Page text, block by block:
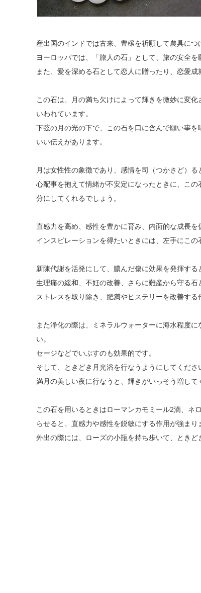
産出国のインドでは古来、豊穣を祈願して農具に
ヨーロッパでは、「旅人の石」として、旅の安全を
また、愛を深める石として恋人に贈ったり、恋愛
この石は、月の満ち欠けによって輝きを微妙に変
いわれています。
下弦の月の光の下で、この石を口に含んで願い事
いい伝えがあります。
月は女性性の象徴であり、感情を司（つかさど）る
心配事を抱えて情緒が不安定になったときに、こ
分にしてくれるでしょう。
直感力を高め、感性を豊かに育み、内面的な成長を
インスピレーションを得たいときには、左手にこの
新陳代謝を活発にして、膿んだ傷に効果を発揮する
生理痛の緩和、不妊の改善、さらに難産から守る石
ストレスを取り除き、肥満やヒステリーを改善する
また浄化の際は、ミネラルウォーターに海水程度
い。
セージなどでいぶすのも効果的です。
そして、ときどき月光浴を行なうようにしてくださ
満月の美しい夜に行なうと、輝きがいっそう増して
この石を用いるときはローマンカモミール2滴、ネ
らせると、直感力や感性を鋭敏にする作用が強まり
外出の際には、ローズの小瓶を持ち歩いて、ときど